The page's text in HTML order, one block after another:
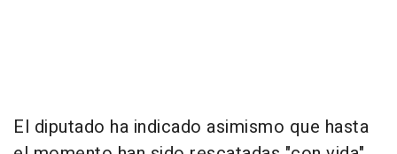
El diputado ha indicado asimismo que hasta